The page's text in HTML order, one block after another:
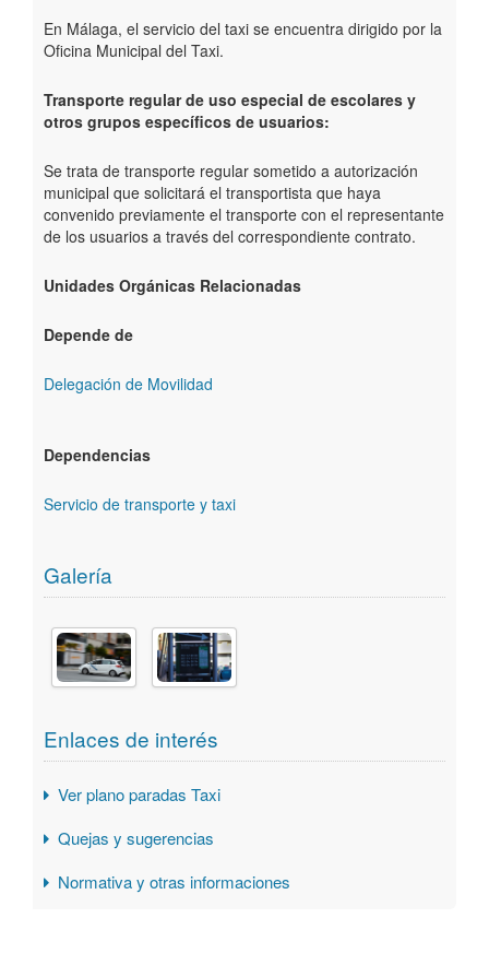
En Málaga, el servicio del taxi se encuentra dirigido por la
Oficina Municipal del Taxi.
Transporte regular de uso especial de escolares y
otros grupos específicos de usuarios:
Se trata de transporte regular sometido a autorización
municipal que solicitará el transportista que haya
convenido previamente el transporte con el representante
de los usuarios a través del correspondiente contrato.
Unidades Orgánicas Relacionadas
Depende de
Delegación de Movilidad
Dependencias
Servicio de transporte y taxi
Galería
Enlaces de interés
Ver plano paradas Taxi
Quejas y sugerencias
Normativa y otras informaciones